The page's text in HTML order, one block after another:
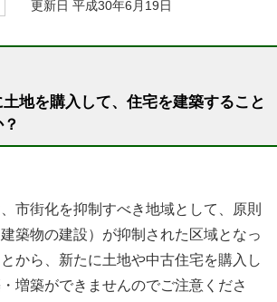
更新日 平成30年6月19日
地を購入して、住宅を建築すること
市街化を抑制すべき地域として、原則
築物の建設）が抑制された区域となっ
から、新たに土地や中古住宅を購入し
増築ができませんのでご注意くださ